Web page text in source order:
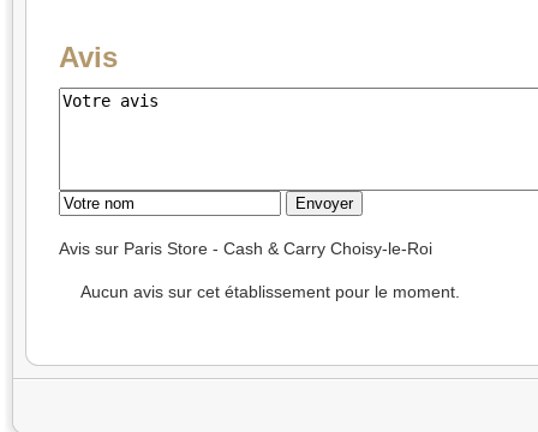
Avis
Avis sur Paris Store - Cash & Carry Choisy-le-Roi
Aucun avis sur cet établissement pour le moment.